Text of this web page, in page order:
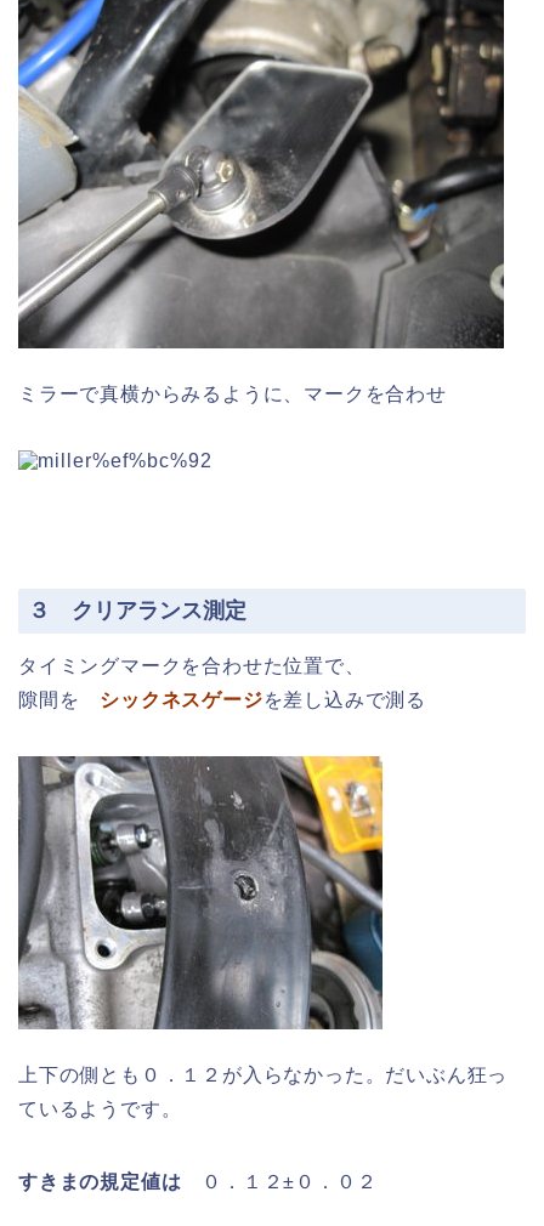
ミラーで真横からみるように、マークを合わせ
３ クリアランス測定
タイミングマークを合わせた位置で、
隙間を シックネスゲージを差し込みで測る
上下の側とも０．１２が入らなかった。だいぶん狂っ
ているようです。
すきまの規定値は ０．１２±０．０２